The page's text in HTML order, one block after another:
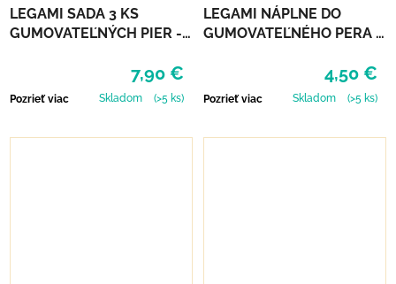
LEGAMI SADA 3 KS
GUMOVATEĽNÝCH PIER -
7,90 €
Pozrieť viac Skladom (>5 ks)
LEGAMI NÁPLNE DO
GUMOVATEĽNÉHO PERA 3
4,50 €
Pozrieť viac Skladom (>5 ks)